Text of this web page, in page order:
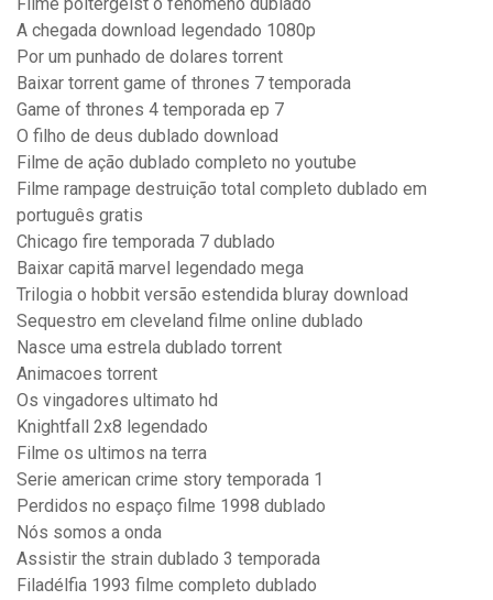
Filme poltergeist o fenômeno dublado
A chegada download legendado 1080p
Por um punhado de dolares torrent
Baixar torrent game of thrones 7 temporada
Game of thrones 4 temporada ep 7
O filho de deus dublado download
Filme de ação dublado completo no youtube
Filme rampage destruição total completo dublado em
português gratis
Chicago fire temporada 7 dublado
Baixar capitã marvel legendado mega
Trilogia o hobbit versão estendida bluray download
Sequestro em cleveland filme online dublado
Nasce uma estrela dublado torrent
Animacoes torrent
Os vingadores ultimato hd
Knightfall 2x8 legendado
Filme os ultimos na terra
Serie american crime story temporada 1
Perdidos no espaço filme 1998 dublado
Nós somos a onda
Assistir the strain dublado 3 temporada
Filadélfia 1993 filme completo dublado